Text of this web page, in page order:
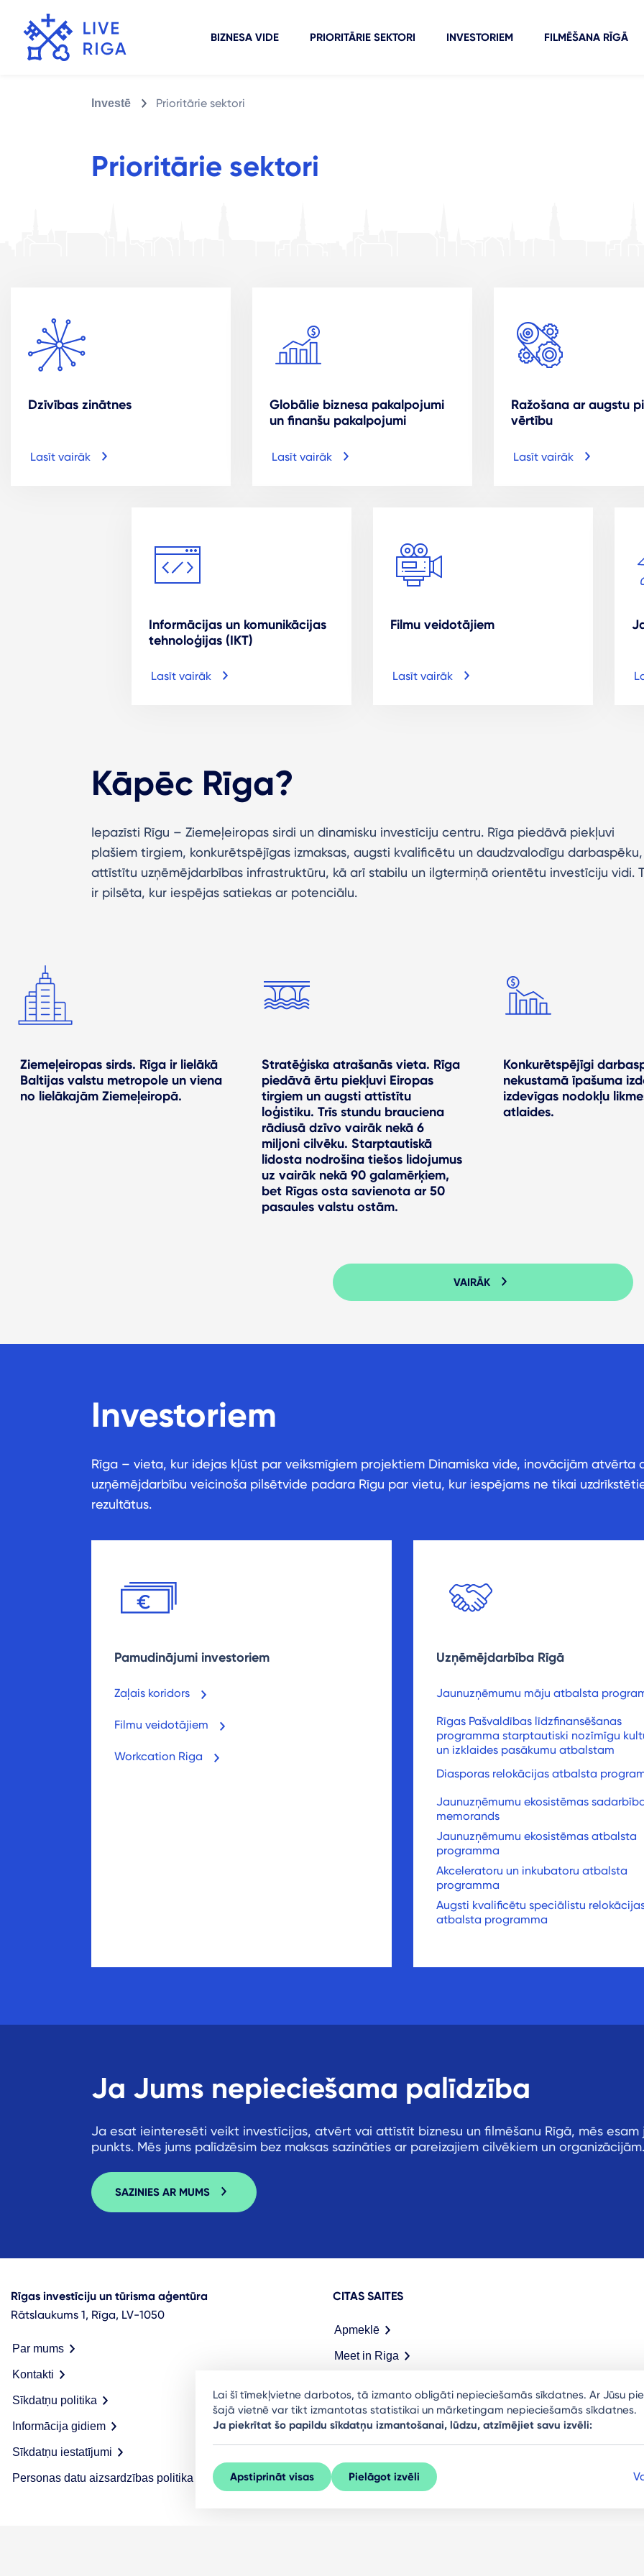
BIZNESA VIDE PRIORITĀRIE SEKTORI INVESTORIEM FILMĒŠANA RĪGĀ
Investē Prioritārie sektori
Prioritārie sektori
Dzīvības zinātnes
Lasīt vairāk
Globālie biznesa pakalpojumi
un finanšu pakalpojumi
Lasīt vairāk
Ražošana ar augstu
vērtību
Lasīt vairāk
Informācijas un komunikācijas
tehnoloģijas (IKT)
Lasīt vairāk
Filmu veidotājiem
Lasīt vairāk
Kāpēc Rīga?
Iepazīsti Rīgu – Ziemeļeiropas sirdi un dinamisku investīciju centru. Rīga piedāvā piekļuvi
plašiem tirgiem, konkurētspējīgas izmaksas, augsti kvalificētu un daudzvalodīgu darbaspēku,
attīstītu uzņēmējdarbības infrastruktūru, kā arī stabilu un ilgtermiņā orientētu investīciju vidi.
ir pilsēta, kur iespējas satiekas ar potenciālu.
Ziemeļeiropas sirds. Rīga ir lielākā
Baltijas valstu metropole un viena
no lielākajām Ziemeļeiropā.
Stratēģiska atrašanās vieta. Rīga
piedāvā ērtu piekļuvi Eiropas
tirgiem un augsti attīstītu
loģistiku. Trīs stundu brauciena
rādiusā dzīvo vairāk nekā 6
miljoni cilvēku. Starptautiskā
lidosta nodrošina tiešos lidojumus
uz vairāk nekā 90 galamērķiem,
bet Rīgas osta savienota ar 50
pasaules valstu ostām.
Konkurētspējīgi
nekustamā īpašuma
izdevīgas nodokļu
atlaides.
VAIRĀK
Investoriem
Rīga – vieta, kur idejas kļūst par veiksmīgiem projektiem Dinamiska vide, inovācijām atvērta
uzņēmējdarbību veicinoša pilsētvide padara Rīgu par vietu, kur iespējams ne tikai
rezultātus.
Pamudinājumi investoriem
Zaļais koridors
Filmu veidotājiem
Workcation Riga
Uzņēmējdarbība Rīgā
Jaunuzņēmumu māju atbalsta
Rīgas Pašvaldības līdzfinansēšanas
programma starptautiski nozīmīgu
un izklaides pasākumu atbalstam
Diasporas relokācijas atbalsta
Jaunuzņēmumu ekosistēmas
memorands
Jaunuzņēmumu ekosistēmas atbalsta
programma
Akceleratoru un inkubatoru atbalsta
programma
Augsti kvalificētu speciālistu
atbalsta programma
Ja Jums nepieciešama palīdzība
Ja esat ieinteresēti veikt investīcijas, atvērt vai attīstīt biznesu un filmēšanu Rīgā, mēs esam
punkts. Mēs jums palīdzēsim bez maksas sazināties ar pareizajiem cilvēkiem un organizācijām.
SAZINIES AR MUMS
Rīgas investīciju un tūrisma aģentūra
Rātslaukums 1, Rīga, LV-1050
Par mums
Kontakti
Sīkdatņu politika
Informācija gidiem
Sīkdatņu iestatījumi
Personas datu aizsardzības politika
CITAS SAITES
Apmeklē
Meet in Riga
Lai šī tīmekļvietne darbotos, tā izmanto obligāti nepieciešamās sīkdatnes. Ar Jūsu
šajā vietnē var tikt izmantotas statistikai un mārketingam nepieciešamās sīkdatnes.
Ja piekrītat šo papildu sīkdatņu izmantošanai, lūdzu, atzīmējiet savu izvēli:
Apstiprināt visas Pielāgot izvēli